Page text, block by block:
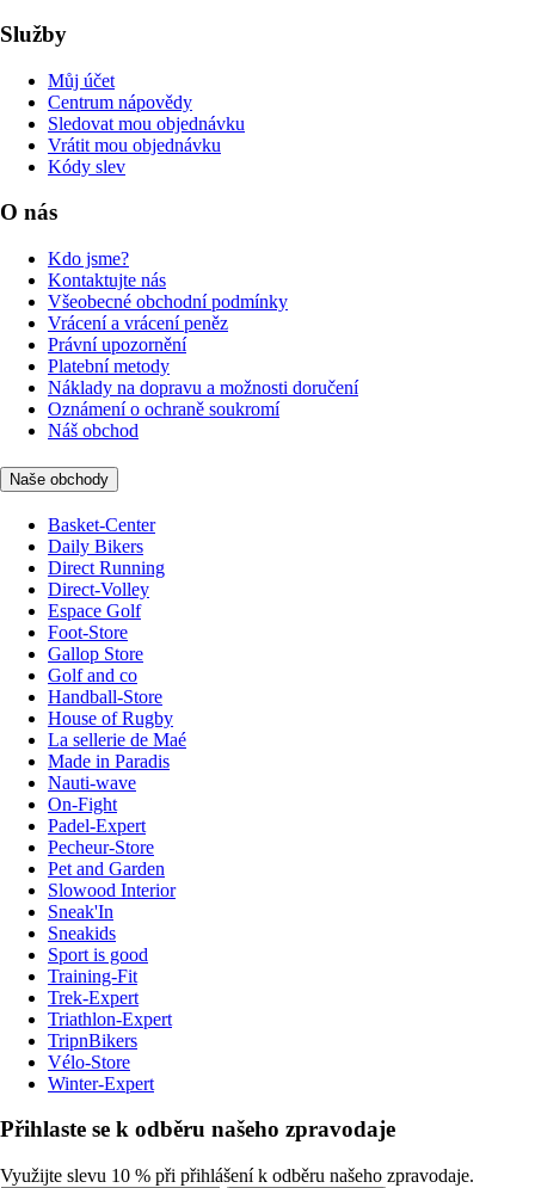
Služby
Můj účet
Centrum nápovědy
Sledovat mou objednávku
Vrátit mou objednávku
Kódy slev
O nás
Kdo jsme?
Kontaktujte nás
Všeobecné obchodní podmínky
Vrácení a vrácení peněz
Právní upozornění
Platební metody
Náklady na dopravu a možnosti doručení
Oznámení o ochraně soukromí
Náš obchod
Naše obchody
Basket-Center
Daily Bikers
Direct Running
Direct-Volley
Espace Golf
Foot-Store
Gallop Store
Golf and co
Handball-Store
House of Rugby
La sellerie de Maé
Made in Paradis
Nauti-wave
On-Fight
Padel-Expert
Pecheur-Store
Pet and Garden
Slowood Interior
Sneak'In
Sneakids
Sport is good
Training-Fit
Trek-Expert
Triathlon-Expert
TripnBikers
Vélo-Store
Winter-Expert
Přihlaste se k odběru našeho zpravodaje
Využijte slevu 10 % při přihlášení k odběru našeho zpravodaje.